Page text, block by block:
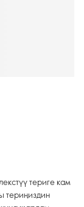
териге кам
териңиздин